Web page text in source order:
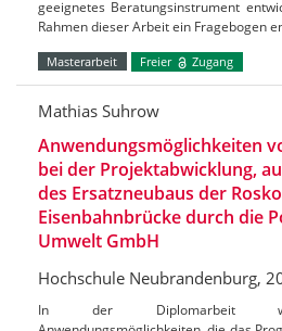
geeignetes Beratungsinstrument
Rahmen dieser Arbeit ein Fragebogen
Masterarbeit Freier Zugang
Mathias Suhrow
Anwendungsmöglichkeiten
bei der Projektabwicklung,
des Ersatzneubaus der
Eisenbahnbrücke durch die
Umwelt GmbH
Hochschule Neubrandenburg,
In der Diplomarbeit